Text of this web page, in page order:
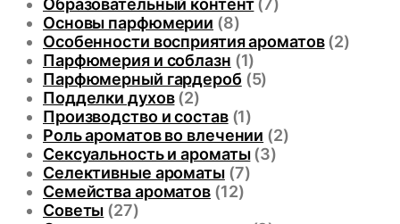
Образовательный контент(7)
Основы парфюмерии (8)
Особенности восприятия ароматов(2)
Парфюмерия и соблазн (1)
Парфюмерный гардероб (5)
Подделки духов(2)
Производство и состав(1)
Роль ароматов во влечении (2)
Сексуальность и ароматы(3)
Селективные ароматы(7)
Семейства ароматов(12)
Советы (27)